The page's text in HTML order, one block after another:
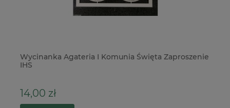
Wycinanka Agateria I Komunia Święta Zaproszenie
IHS
14,00 zł